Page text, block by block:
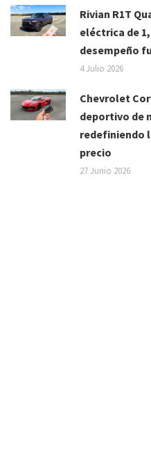
Rivian R1T
eléctrica de
desempeño
4 Julio 2026
Chevrolet
deportivo de
redefiniendo
precio
27 Junio 2026